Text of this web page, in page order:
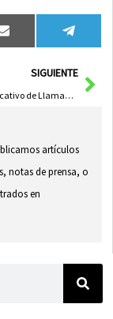
Compartir
en
Email
en
SIGUIENTE
Aumento Significativo de Llamadas al Teléfono de Emergencias 1-1-2 en Castilla-La Mancha en 2025
artículos
notas de prensa, o
en